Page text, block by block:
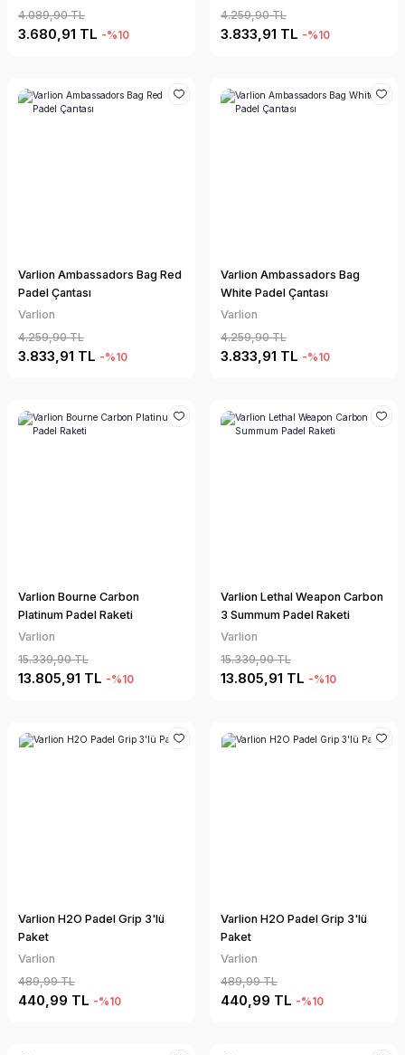
4.089,90 TL
3.680,91 TL -%10
4.259,90 TL
3.833,91 TL -%10
Varlion Ambassadors Bag Red
Padel Çantası
Varlion
4.259,90 TL
3.833,91 TL -%10
Varlion Ambassadors Bag
White Padel Çantası
Varlion
4.259,90 TL
3.833,91 TL -%10
Varlion Bourne Carbon
Platinum Padel Raketi
Varlion
15.339,90 TL
13.805,91 TL -%10
Varlion Lethal Weapon Carbon
3 Summum Padel Raketi
Varlion
15.339,90 TL
13.805,91 TL -%10
Varlion H2O Padel Grip 3'lü
Paket
Varlion
489,99 TL
440,99 TL -%10
Varlion H2O Padel Grip 3'lü
Paket
Varlion
489,99 TL
440,99 TL -%10